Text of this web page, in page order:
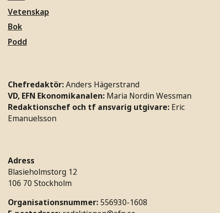
Vetenskap
Bok
Podd
Chefredaktör:Anders Hägerstrand
VD, EFN Ekonomikanalen: Maria Nordin Wessman
Redaktionschef och tf ansvarig utgivare: Eric
Emanuelsson
Adress
Blasieholmstorg 12
106 70 Stockholm
Organisationsnummer: 556930-1608